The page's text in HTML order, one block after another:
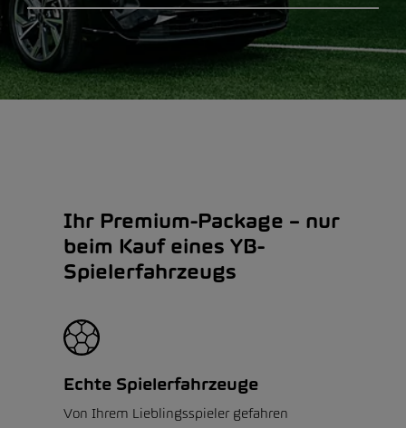
Ihr Premium-Package – nur
beim Kauf eines YB-
Spielerfahrzeugs
Echte Spielerfahrzeuge
Von Ihrem Lieblingsspieler gefahren